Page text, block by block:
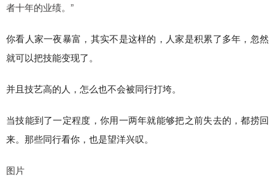
者十年的业绩。”
你看人家一夜暴富，其实不是这样的，人家是积累了多年，忽然
就可以把技能变现了。
并且技艺高的人，怎么也不会被同行打垮。
当技能到了一定程度，你用一两年就能够把之前失去的，都捞回
来。那些同行看你，也是望洋兴叹。
图片